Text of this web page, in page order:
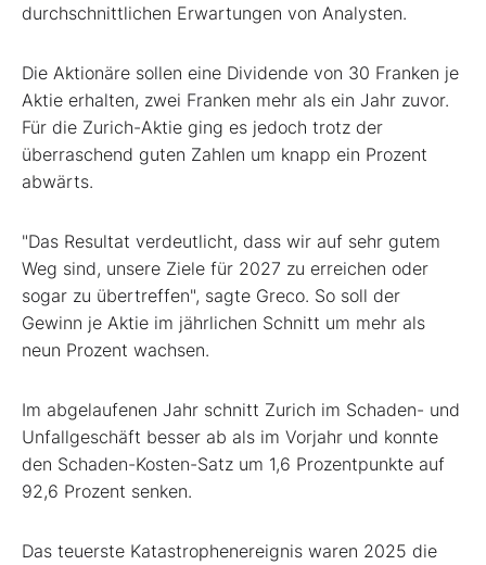
durchschnittlichen Erwartungen von Analysten.
Die Aktionäre sollen eine Dividende von 30 Franken je
Aktie erhalten, zwei Franken mehr als ein Jahr zuvor.
Für die Zurich-Aktie ging es jedoch trotz der
überraschend guten Zahlen um knapp ein Prozent
abwärts.
"Das Resultat verdeutlicht, dass wir auf sehr gutem
Weg sind, unsere Ziele für 2027 zu erreichen oder
sogar zu übertreffen", sagte Greco. So soll der
Gewinn je Aktie im jährlichen Schnitt um mehr als
neun Prozent wachsen.
Im abgelaufenen Jahr schnitt Zurich im Schaden- und
Unfallgeschäft besser ab als im Vorjahr und konnte
den Schaden-Kosten-Satz um 1,6 Prozentpunkte auf
92,6 Prozent senken.
Das teuerste Katastrophenereignis waren 2025 die